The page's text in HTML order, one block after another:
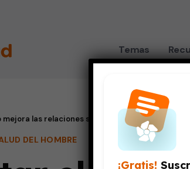
Temas
las relaciones sexuales y algo más…
DEL HOMBRE
¡Gratis!